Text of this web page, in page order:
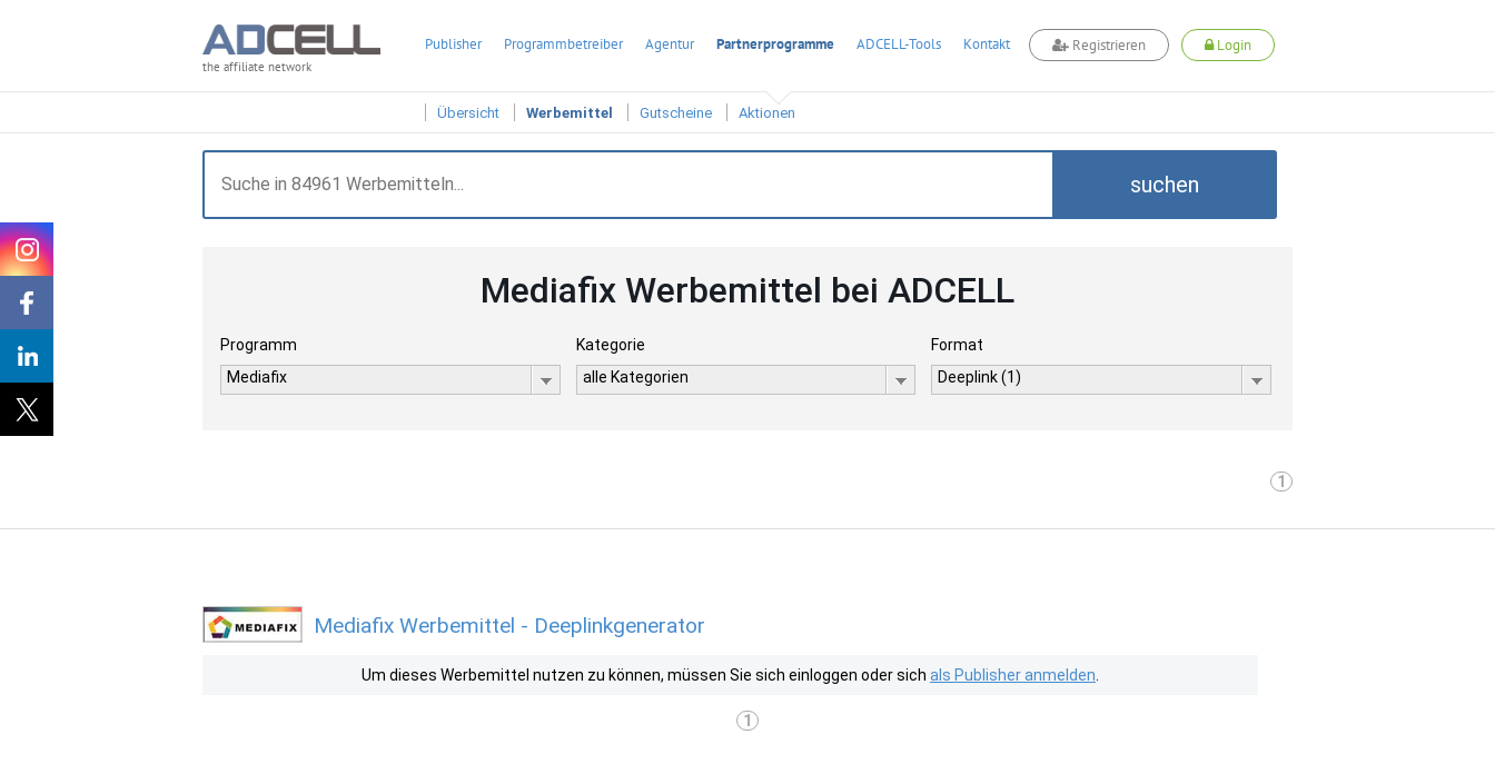
the affiliate network
Publisher Programmbetreiber Agentur Partnerprogramme ADCELL-Tools Kontakt Registrieren Login
Übersicht Werbemittel Gutscheine Aktionen
suchen
Mediafix Werbemittel bei ADCELL
Programm
Mediafix
Kategorie
alle Kategorien
Format
Deeplink (1)
1
Mediafix Werbemittel - Deeplinkgenerator
Um dieses Werbemittel nutzen zu können, müssen Sie sich einloggen oder sich als Publisher anmelden
1